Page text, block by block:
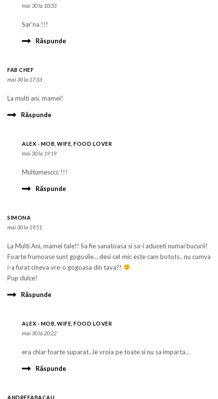
mai 30 la 10:33
Sar’na !!!
Răspunde
FAB CHEF
mai 30 la 17:33
La multi ani, mamei!
Răspunde
ALEX - MOB, WIFE, FOOD LOVER
mai 30 la 19:19
Multumesccc !!!
Răspunde
SIMONA
mai 30 la 19:51
La Multi Ani, mamei tale!! Sa fie sanatoasa si sa-i aduceti numai bucurii!
Foarte frumoase sunt gogosile… desi cel mic este cam botots.. nu cumva
i-a furat cineva vre-o gogoasa din tava?!
Pup dulce!
Răspunde
ALEX - MOB, WIFE, FOOD LOVER
mai 30 la 20:22
era chiar foarte suparat…le vroia pe toate si nu sa imparta…
Răspunde
ANDREEABACAU